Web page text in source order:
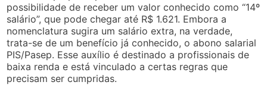
possibilidade de receber um valor conhecido como “14º
salário”, que pode chegar até R$ 1.621. Embora a
nomenclatura sugira um salário extra, na verdade,
trata-se de um benefício já conhecido, o abono salarial
PIS/Pasep. Esse auxílio é destinado a profissionais de
baixa renda e está vinculado a certas regras que
precisam ser cumpridas.